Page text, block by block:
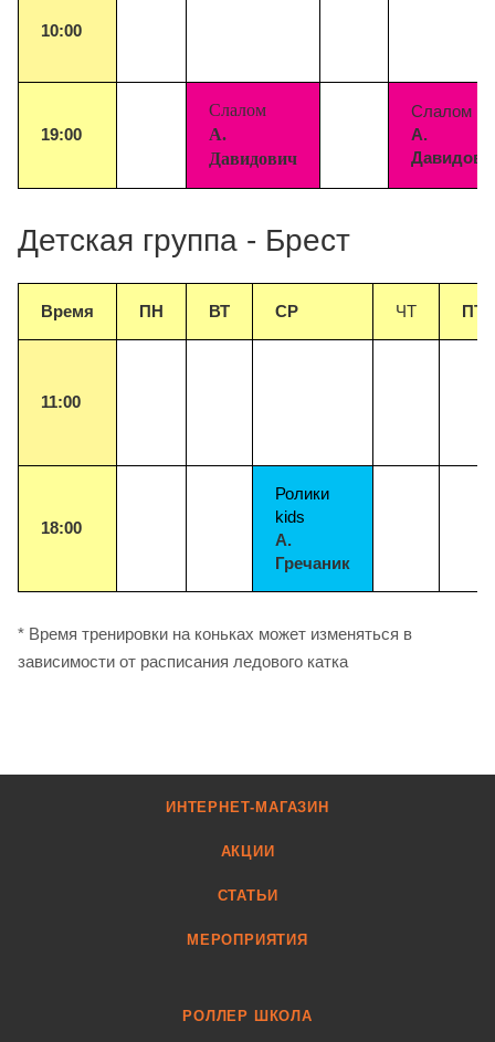
10:00
19:00
Слалом
А.
Давидович
Слалом
А.
Детская группа - Брест
Время ПН ВТ СР ЧТ ПТ
11:00
18:00
Ролики
kids
А.
Гречаник
* Время тренировки на коньках может изменяться в
зависимости от расписания ледового катка
ИНТЕРНЕТ-МАГАЗИН
АКЦИИ
СТАТЬИ
МЕРОПРИЯТИЯ
РОЛЛЕР ШКОЛА